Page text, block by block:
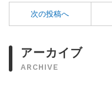
次の投稿へ
アーカイブ
ARCHIVE